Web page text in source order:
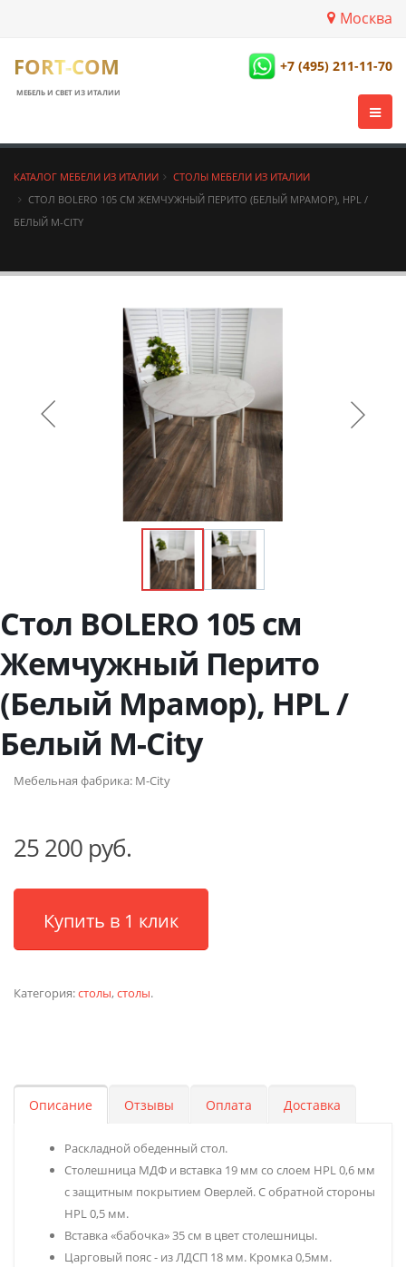
Москва
FORT-COM
МЕБЕЛЬ И СВЕТ ИЗ ИТАЛИИ
+7 (495) 211-11-70
КАТАЛОГ МЕБЕЛИ ИЗ ИТАЛИИ
СТОЛЫ МЕБЕЛИ ИЗ ИТАЛИИ
СТОЛ BOLERO 105 СМ ЖЕМЧУЖНЫЙ ПЕРИТО (БЕЛЫЙ МРАМОР), HPL /
БЕЛЫЙ М-CITY
Стол BOLERO 105 см
Жемчужный Перито
(Белый Мрамор), HPL /
Белый М-City
Мебельная фабрика: M-City
25 200 руб.
Купить в 1 клик
Категория:столы,столы.
Описание Отзывы Оплата Доставка
Раскладной обеденный стол.
Столешница МДФ и вставка 19 мм со слоем HPL 0,6 мм
с защитным покрытием Оверлей. С обратной стороны
HPL 0,5 мм.
Вставка «бабочка» 35 см в цвет столешницы.
Царговый пояс - из ЛДСП 18 мм. Кромка 0,5мм.